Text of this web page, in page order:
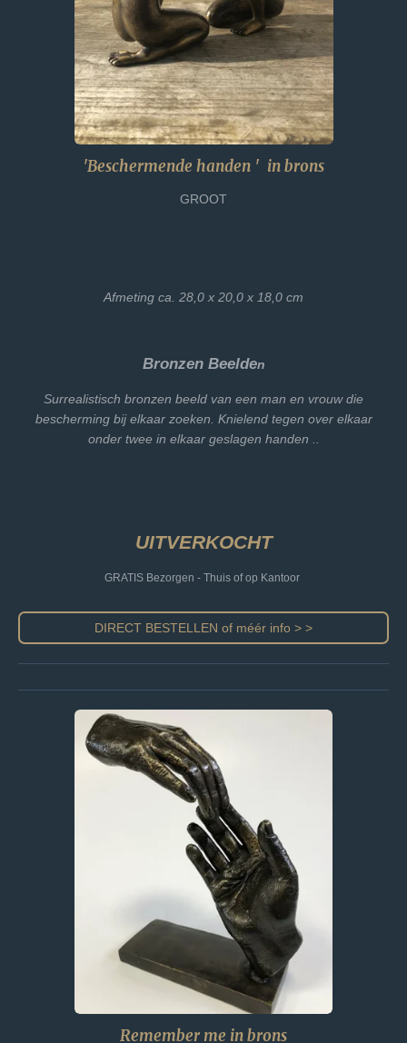
'Beschermende handen ' in brons
GROOT
Afmeting ca. 28,0 x 20,0 x 18,0 cm
Bronzen Beelden
Surrealistisch bronzen beeld van een man en vrouw die
bescherming bij elkaar zoeken. Knielend tegen over elkaar
onder twee in elkaar geslagen handen ..
UITVERKOCHT
GRATIS Bezorgen - Thuis of op Kantoor
DIRECT BESTELLEN of méér info > >
Remember me in brons